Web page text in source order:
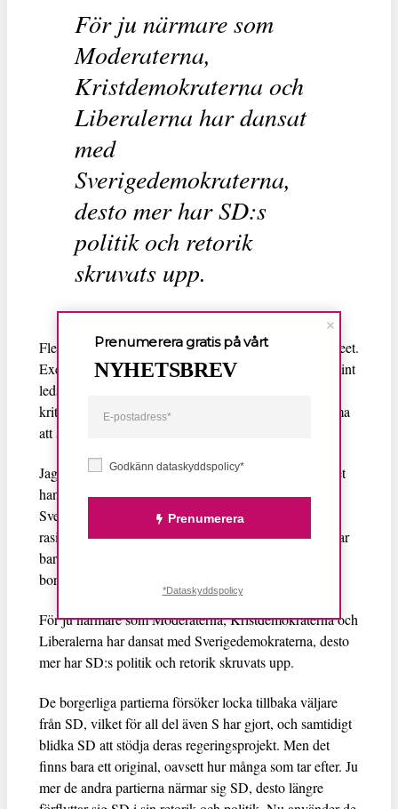
För ju närmare som
Moderaterna,
Kristdemokraterna och
Liberalerna har dansat
med
Sverigedemokraterna,
desto mer har SD:s
politik och retorik
skruvats upp.
Flera borgerliga politiker reagerade på Anderssons tweet.
Exempelvis skrev en kristdemokrat att han blev “genuint
ledsen” och kallade honom för “oseriös”. Andra
kritiserade Andersson för att hans uttalande kan komma
att skada möjligheterna till en regeringsbildning.
Jag skulle säga att Tobias Andersson är helt seriös. Det
han skrev är precis det som alltid har varit kärnan i
Sverigedemokraternas politik. De har inte lämnat
rasismen bakom sig – hela partiet bygger på det. De har
bara klätt den i fluffig bomull i några år, nu rycker de
bort det täcket.
För ju närmare som Moderaterna, Kristdemokraterna och
Liberalerna har dansat med Sverigedemokraterna, desto
mer har SD:s politik och retorik skruvats upp.
De borgerliga partierna försöker locka tillbaka väljare
från SD, vilket för all del även S har gjort, och samtidigt
blidka SD att stödja deras regeringsprojekt. Men det
finns bara ett original, oavsett hur många som tar efter. Ju
mer de andra partierna närmar sig SD, desto längre
Godkänn dataskyddspolicy*
Prenumerera
Prenumerera gratis på vårt
NYHETSBREV
*Dataskyddspolicy